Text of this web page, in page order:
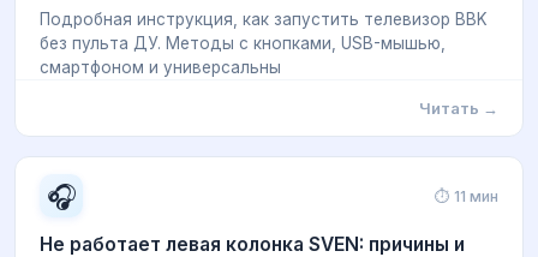
Подробная инструкция, как запустить телевизор BBK
без пульта ДУ. Методы с кнопками, USB-мышью,
смартфоном и универсальны
Читать →
🎧 ⏱ 11 мин
Не работает левая колонка SVEN: причины и